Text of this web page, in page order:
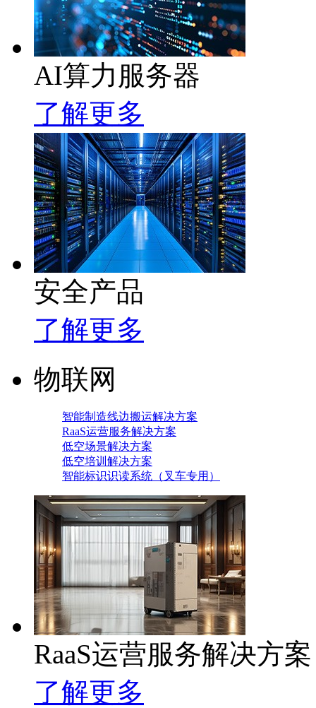
AI算力服务器
了解更多
安全产品
了解更多
物联网
智能制造线边搬运解决方案
RaaS运营服务解决方案
低空场景解决方案
低空培训解决方案
智能标识识读系统（叉车专用）
RaaS运营服务解决方案
了解更多